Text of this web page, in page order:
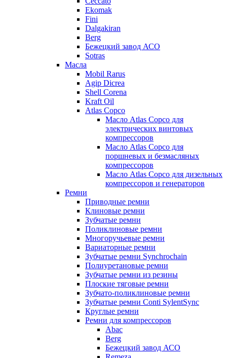
Ekomak
Fini
Dalgakiran
Berg
Бежецкий завод АСО
Sotras
Масла
Mobil Rarus
Agip Dicrea
Shell Corena
Kraft Oil
Atlas Copco
Масло Atlas Copco для
электрических винтовых
компрессоров
Масло Atlas Copco для
поршневых и безмасляных
компрессоров
Масло Atlas Copco для дизельных
компрессоров и генераторов
Ремни
Приводные ремни
Клиновые ремни
Зубчатые ремни
Поликлиновые ремни
Многоручьевые ремни
Вариаторные ремни
Зубчатые ремни Synchrochain
Полиуретановые ремни
Зубчатые ремни из резины
Плоские тяговые ремни
Зубчато-поликлиновые ремни
Зубчатые ремни Conti SylentSync
Круглые ремни
Ремни для компрессоров
Abac
Berg
Бежецкий завод АСО